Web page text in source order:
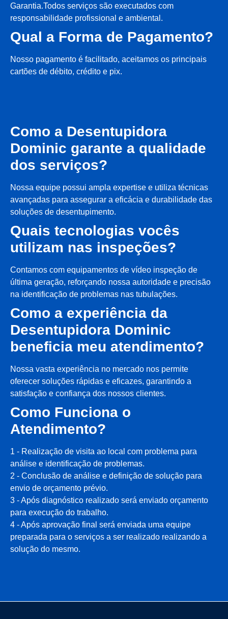
Garantia.Todos serviços são executados com
responsabilidade profissional e ambiental.
Qual a Forma de Pagamento?
Nosso pagamento é facilitado, aceitamos os principais
cartões de débito, crédito e pix.
Como a Desentupidora
Dominic garante a qualidade
dos serviços?
Nossa equipe possui ampla expertise e utiliza técnicas
avançadas para assegurar a eficácia e durabilidade das
soluções de desentupimento.
Quais tecnologias vocês
utilizam nas inspeções?
Contamos com equipamentos de vídeo inspeção de
última geração, reforçando nossa autoridade e precisão
na identificação de problemas nas tubulações.
Como a experiência da
Desentupidora Dominic
beneficia meu atendimento?
Nossa vasta experiência no mercado nos permite
oferecer soluções rápidas e eficazes, garantindo a
satisfação e confiança dos nossos clientes.
Como Funciona o
Atendimento?
1 - Realização de visita ao local com problema para
análise e identificação de problemas.
2 - Conclusão de análise e definição de solução para
envio de orçamento prévio.
3 - Após diagnóstico realizado será enviado orçamento
para execução do trabalho.
4 - Após aprovação final será enviada uma equipe
preparada para o serviços a ser realizado realizando a
solução do mesmo.